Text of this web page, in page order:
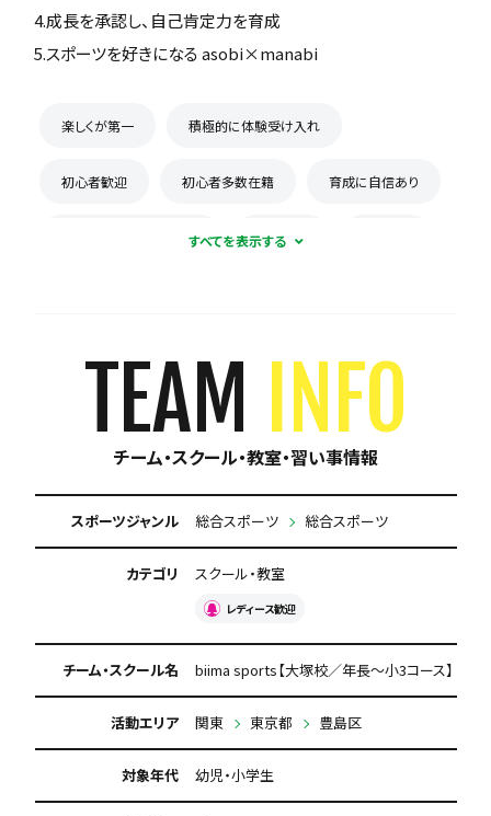
4.成長を承認し、自己肯定力を育成
5.スポーツを好きになる asobi×manabi
楽しくが第一 積極的に体験受け入れ
初心者歓迎 初心者多数在籍 育成に自信あり
コーチとの距離感が近い 少数精鋭
初回購入品あり 保護者の当番なし
TEAM INFO
チーム・スクール・教室・習い事情報
スポーツジャンル 総合スポーツ 総合スポーツ
カテゴリ スクール・教室
レディース歓迎
チーム・スクール名 biima sports【大塚校／年長～小3コース】
活動エリア 関東 東京都 豊島区
対象年代 幼児・小学生